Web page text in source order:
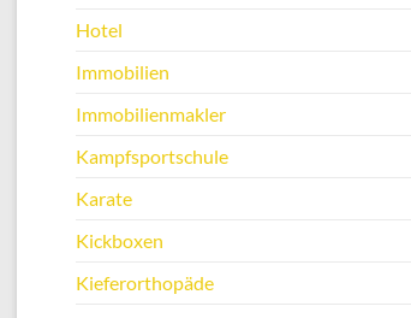
Hotel
Immobilien
Immobilienmakler
Kampfsportschule
Karate
Kickboxen
Kieferorthopäde